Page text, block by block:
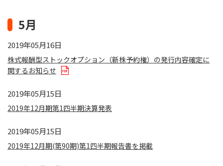
5月
2019年05月16日
株式報酬型ストックオプション（新株予約権）の発行内容確定に
関するお知らせ
2019年05月15日
2019年12月期第1四半期決算発表
2019年05月15日
2019年12月期(第90期)第1四半期報告書を掲載